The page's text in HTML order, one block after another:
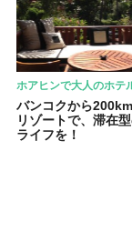
ホアヒンで大人のホテ
バンコクから
リゾートで、滞在
ライフを！